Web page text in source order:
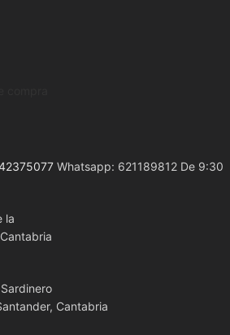
Whatsapp: 621189812 De 9:30
la
Cantabria